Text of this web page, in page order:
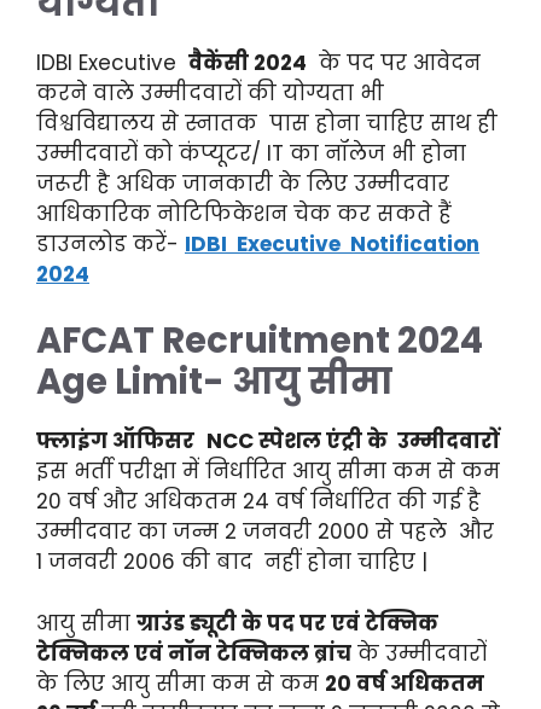
IDBI Executive वैकेंसी 2024 के पद पर आवेदन
करने वाले उम्मीदवारों की योग्यता भी
विश्वविद्यालय से स्नातक पास होना चाहिए साथ ही
उम्मीदवारों को कंप्यूटर/ IT का नॉलेज भी होना
जरूरी है अधिक जानकारी के लिए उम्मीदवार
आधिकारिक नोटिफिकेशन चेक कर सकते हैं
डाउनलोड करें- IDBI Executive Notification
2024
AFCAT Recruitment 2024
Age Limit- आयु सीमा
फ्लाइंग ऑफिसर NCC स्पेशल एंट्री के उम्मीदवारों
इस भर्ती परीक्षा में निर्धारित आयु सीमा कम से कम
20 वर्ष और अधिकतम 24 वर्ष निर्धारित की गई है
उम्मीदवार का जन्म 2 जनवरी 2000 से पहले और
1 जनवरी 2006 की बाद नहीं होना चाहिए |
आयु सीमा ग्राउंड ड्यूटी के पद पर एवं टेक्निक
टेक्निकल एवं नॉन टेक्निकल ब्रांच के उम्मीदवारों
के लिए आयु सीमा कम से कम 20 वर्ष अधिकतम